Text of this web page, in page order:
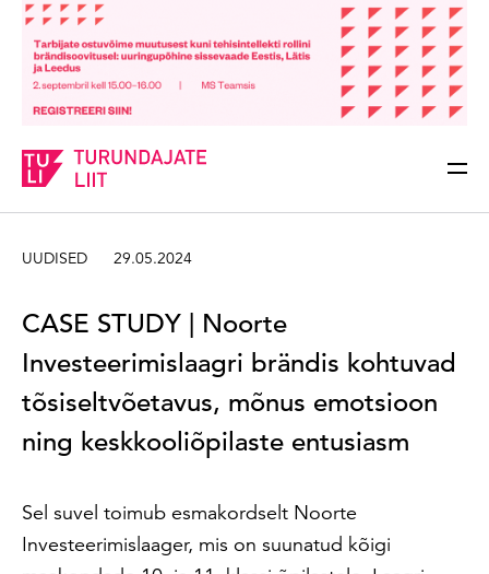
Sisesta märksõna
UUDISED 29.05.2024
CASE STUDY | Noorte
Investeerimislaagri brändis kohtuvad
tõsiseltvõetavus, mõnus emotsioon
ning keskkooliõpilaste entusiasm
Sel suvel toimub esmakordselt Noorte
Investeerimislaager, mis on suunatud kõigi